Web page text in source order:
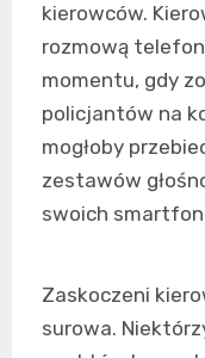
kierowców.
rozmową
momentu, gdy
policjantów na
mogłoby
zestawów
swoich
Zaskoczeni
surowa.